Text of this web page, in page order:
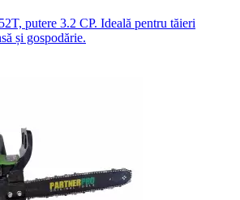
putere 3.2 CP. Ideală pentru tăieri
și gospodărie.